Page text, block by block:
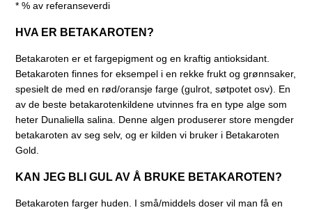
* % av referanseverdi
HVA ER BETAKAROTEN?
Betakaroten er et fargepigment og en kraftig antioksidant.
Betakaroten finnes for eksempel i en rekke frukt og grønnsaker,
spesielt de med en rød/oransje farge (gulrot, søtpotet osv). En
av de beste betakarotenkildene utvinnes fra en type alge som
heter Dunaliella salina. Denne algen produserer store mengder
betakaroten av seg selv, og er kilden vi bruker i Betakaroten
Gold.
KAN JEG BLI GUL AV Å BRUKE BETAKAROTEN?
Betakaroten farger huden. I små/middels doser vil man få en